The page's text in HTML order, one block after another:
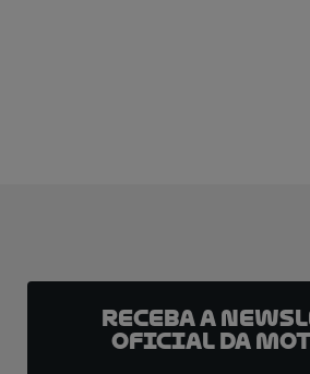
Receba a
oficial da